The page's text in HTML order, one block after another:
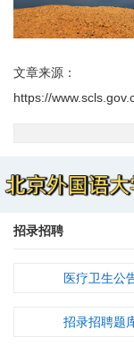
文章来源：
https://
招录招聘
医疗卫生公
招录招聘题